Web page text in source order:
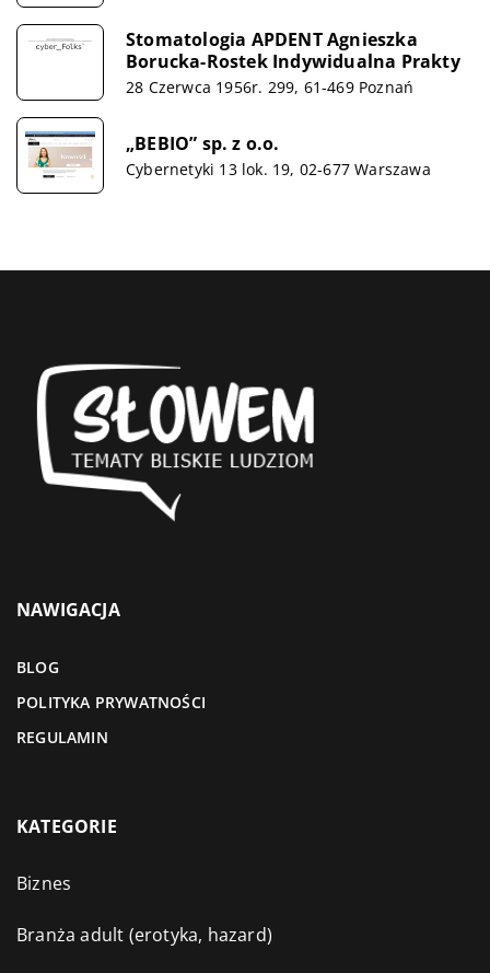
Stomatologia APDENT Agnieszka
Borucka-Rostek Indywidualna Prakty
28 Czerwca 1956r. 299, 61-469 Poznań
„BEBIO” sp. z o.o.
Cybernetyki 13 lok. 19, 02-677 Warszawa
NAWIGACJA
BLOG
POLITYKA PRYWATNOŚCI
REGULAMIN
KATEGORIE
Biznes
Branża adult (erotyka, hazard)